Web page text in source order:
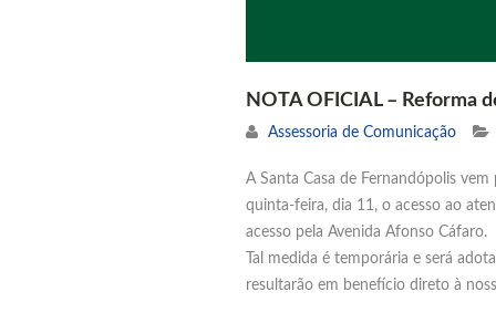
NOTA OFICIAL – Reforma
Assessoria de Comunicação
A Santa Casa de Fernandópolis
quinta-feira, dia 11, o acesso ao
acesso pela Avenida Afonso Cáfaro.
Tal medida é temporária e será
resultarão em benefício direto à